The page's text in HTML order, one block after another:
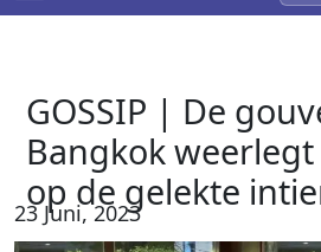
GOSSIP | De
Bangkok
op de gelekte
23 Juni, 2023